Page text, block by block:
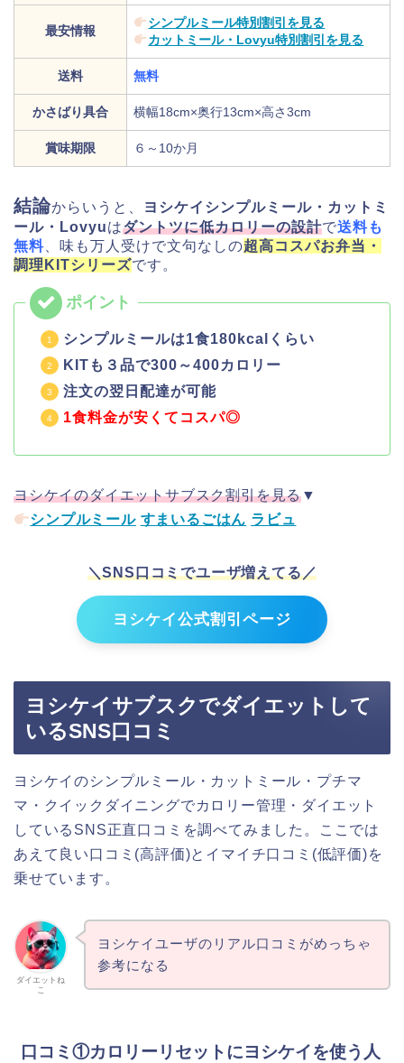
最安情報
シンプルミール特別割引を見る
カットミール・Lovyu特別割引を見る
送料 無料
かさばり具合 横幅18cm×奥行13cm×高さ3cm
賞味期限 ６～10か月
結論からいうと、
ヨシケイシンプルミール・カットミ
ール・Lovyuはダントツに低カロリーの設計で送料も
無料 、味も万人受けで文句なしの超高コスパお弁当・
調理KITシリーズです。
シンプルミールは1食180kcalくらい
KITも３品で300～400カロリー
注文の翌日配達が可能
1食料金が安くてコスパ◎
ヨシケイのダイエットサブスク割引を見る▼
シンプルミール すまいるごはん ラビュ
＼SNS口コミでユーザ増えてる／
ヨシケイ公式割引ページ
ヨシケイサブスクでダイエットして
いるSNS口コミ
ヨシケイのシンプルミール・カットミール・プチマ
マ・クイックダイニングでカロリー管理・ダイエット
しているSNS正直口コミを調べてみました。ここでは
あえて良い口コミ(高評価)とイマイチ口コミ(低評価)を
乗せています。
ダイエットね
こ
ヨシケイユーザのリアル口コミがめっちゃ
参考になる
口コミ①カロリーリセットにヨシケイを使う人